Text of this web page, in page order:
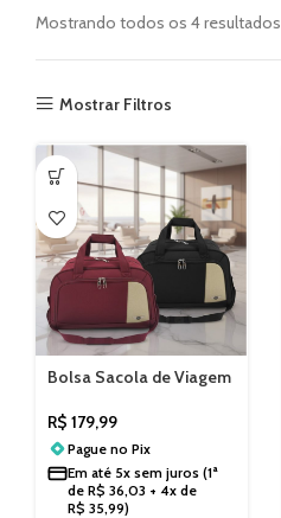
Mostrando todos os 4 resultados
Mostrar Filtros
Bolsa Sacola de Viagem
Tiracolo e Pés de apoio
SLS4M
R$ 179,99
Pague no Pix
Em até 5x sem juros (1ª
de R$ 36,03 + 4x de
R$ 35,99)